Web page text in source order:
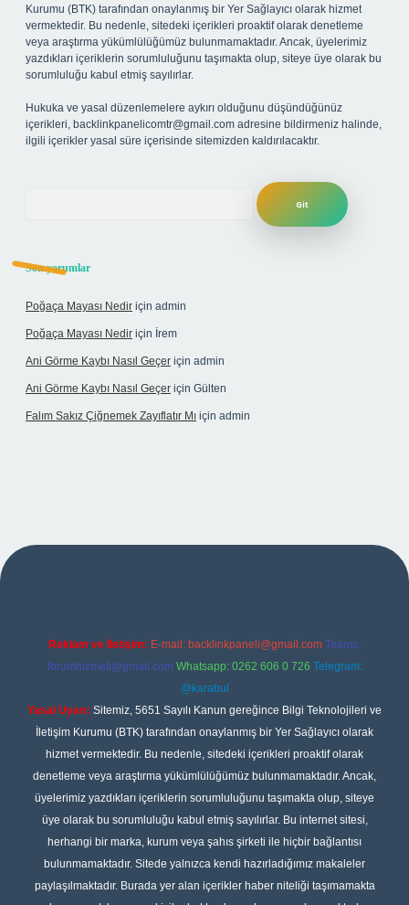
Kurumu (BTK) tarafından onaylanmış bir Yer Sağlayıcı olarak hizmet
vermektedir. Bu nedenle, sitedeki içerikleri proaktif olarak denetleme
veya araştırma yükümlülüğümüz bulunmamaktadır. Ancak, üyelerimiz
yazdıkları içeriklerin sorumluluğunu taşımakta olup, siteye üye olarak bu
sorumluluğu kabul etmiş sayılırlar.
Hukuka ve yasal düzenlemelere aykırı olduğunu düşündüğünüz
içerikleri, backlinkpanelicomtr@gmail.com adresine bildirmeniz halinde,
ilgili içerikler yasal süre içerisinde sitemizden kaldırılacaktır.
Son yorumlar
Poğaça Mayası Nedir için admin
Poğaça Mayası Nedir için İrem
Ani Görme Kaybı Nasıl Geçer için admin
Ani Görme Kaybı Nasıl Geçer için Gülten
Falım Sakız Çiğnemek Zayıflatır Mı için admin
Reklam ve İletişim: E-mail: backlinkpaneli@gmail.com Teams:
forumhizmeti@gmail.com Whatsapp: 0262 606 0 726 Telegram:
@karabul
Yasal Uyarı: Sitemiz, 5651 Sayılı Kanun gereğince Bilgi Teknolojileri ve
İletişim Kurumu (BTK) tarafından onaylanmış bir Yer Sağlayıcı olarak
hizmet vermektedir. Bu nedenle, sitedeki içerikleri proaktif olarak
denetleme veya araştırma yükümlülüğümüz bulunmamaktadır. Ancak,
üyelerimiz yazdıkları içeriklerin sorumluluğunu taşımakta olup, siteye
üye olarak bu sorumluluğu kabul etmiş sayılırlar. Bu internet sitesi,
herhangi bir marka, kurum veya şahıs şirketi ile hiçbir bağlantısı
bulunmamaktadır. Sitede yalnızca kendi hazırladığımız makaleler
paylaşılmaktadır. Burada yer alan içerikler haber niteliği taşımamakta